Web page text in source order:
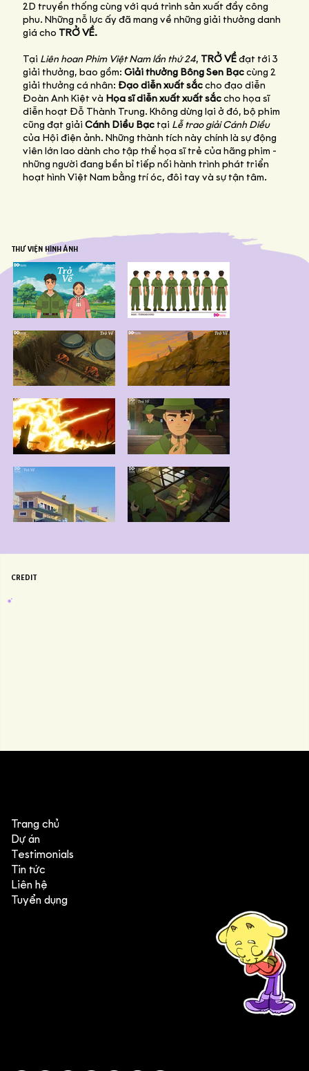
2D truyền thống cùng với quá trình sản xuất đầy công
phu. Những nỗ lực ấy đã mang về những giải thưởng danh
giá cho TRỞ VỀ.
Tại Liên hoan Phim Việt Nam lần thứ 24, TRỞ VỀ đạt tới 3
giải thưởng, bao gồm: Giải thưởng Bông Sen Bạc cùng 2
giải thưởng cá nhân: Đạo diễn xuất sắc cho đạo diễn
Đoàn Anh Kiệt và Họa sĩ diễn xuất xuất sắc cho họa sĩ
diễn hoạt Đỗ Thành Trung. Không dừng lại ở đó, bộ phim
cũng đạt giảiCánh Diều Bạc tại Lễ trao giải Cánh Diều
của Hội điện ảnh. Những thành tích này chính là sự động
viên lớn lao dành cho tập thể họa sĩ trẻ của hãng phim -
những người đang bền bỉ tiếp nối hành trình phát triển
hoạt hình Việt Nam bằng trí óc, đôi tay và sự tận tâm.
CREDIT
THƯ VIỆN HÌNH ẢNH
Head office: Central Point Bld., No. 219 Trung Kinh Str.,
Branch office: SGR Bld., No. 167 -169 Dien Bien Phu Str.,
Trang chủ
Dự án
Testimonials
Tin tức
Liên hệ
Tuyển dụng